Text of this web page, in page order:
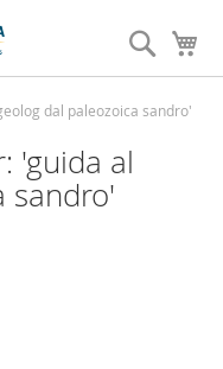
Search
dal paleozoica sandro'
'guida al
sandro'